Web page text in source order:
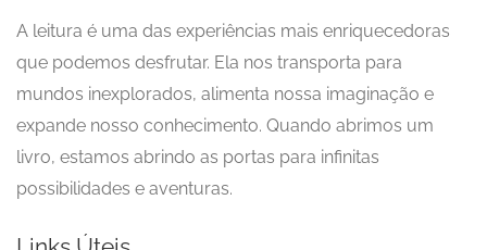
A leitura é uma das experiências mais enriquecedoras
que podemos desfrutar. Ela nos transporta para
mundos inexplorados, alimenta nossa imaginação e
expande nosso conhecimento. Quando abrimos um
livro, estamos abrindo as portas para infinitas
possibilidades e aventuras.